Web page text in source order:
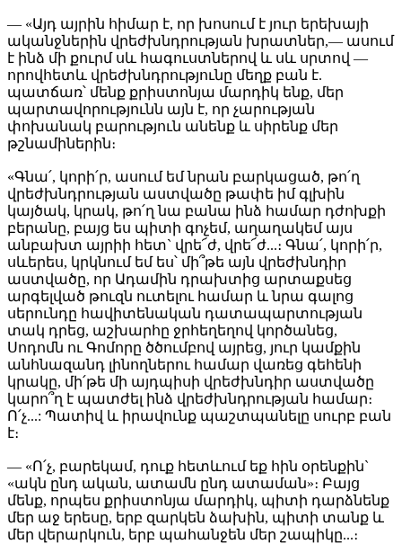
— «Այդ այրին հիմար է, որ խոսում է յուր երեխայի
ականջներին վրեժխնդրության խրատներ,— ասում
է ինձ մի քուրմ սև հագուստներով և սև սրտով —
որովհետև վրեժխնդրությունը մեղք բան է.
պատճառ՝ մենք քրիստոնյա մարդիկ ենք, մեր
պարտավորությունն այն է, որ չարության
փոխանակ բարություն անենք և սիրենք մեր
թշնամիներին։
«Գնա՛, կորի՛ր, ասում եմ նրան բարկացած, թո՛ղ
վրեժխնդրության աստվածը թափե իմ գլխին
կայծակ, կրակ, թո՛ղ նա բանա ինձ համար դժոխքի
բերանը, բայց ես պիտի գոչեմ, աղաղակեմ այս
անբախտ այրիի հետ` վրե՜ժ, վրե՜ժ...։ Գնա՛, կորի՛ր,
սևերես, կրկնում եմ ես՝ մի՞թե այն վրեժխնդիր
աստվածը, որ Ադամին դրախտից արտաքսեց
արգելված թուզն ուտելու համար և նրա գալոց
սերունդը հավիտենական դատապարտության
տակ դրեց, աշխարհը ջրհեղեղով կործանեց,
Սոդոմն ու Գոմորը ծծումբով այրեց, յուր կամքին
անհնազանդ լինողներու համար վառեց գեհենի
կրակը, մի՛թե մի այդպիսի վրեժխնդիր աստվածը
կարո՞ղ է պատժել ինձ վրեժխնդրության համար։
Ո՛չ...: Պատիվ և իրավունք պաշտպանելը սուրբ բան
է։
— «Ո՛չ, բարեկամ, դուք հետևում եք հին օրենքին`
«ակն ընդ ական, ատամն ընդ ատաման»։ Բայց
մենք, որպես քրիստոնյա մարդիկ, պիտի դարձնենք
մեր աջ երեսը, երբ զարկեն ձախին, պիտի տանք և
մեր վերարկուն, երբ պահանջեն մեր շապիկը...։